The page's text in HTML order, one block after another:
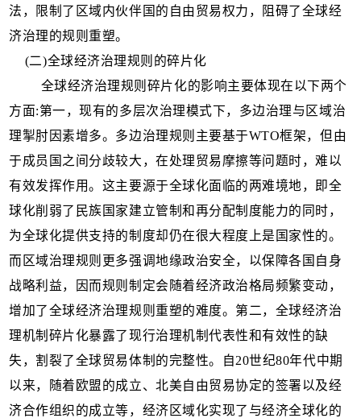
法，限制了区域内伙伴国的自由贸易权力，阻碍了全球经
济治理的规则重塑。
(二)全球经济治理规则的碎片化
全球经济治理规则碎片化的影响主要体现在以下两个
方面:第一，现有的多层次治理模式下，多边治理与区域治
理掣肘因素增多。多边治理规则主要基于WTO框架，但由
于成员国之间分歧较大，在处理贸易摩擦等问题时，难以
有效发挥作用。这主要源于全球化面临的两难境地，即全
球化削弱了民族国家建立管制和再分配制度能力的同时，
为全球化提供支持的制度却仍在很大程度上是国家性的。
而区域治理规则更多强调地缘政治安全，以保障各国自身
战略利益，因而规则制定会随着经济政治格局频繁变动，
增加了全球经济治理规则重塑的难度。第二，全球经济治
理机制碎片化暴露了现行治理机制代表性和有效性的缺
失，割裂了全球贸易体制的完整性。自20世纪80年代中期
以来，随着欧盟的成立、北美自由贸易协定的签署以及经
济合作组织的成立等，经济区域化实现了与经济全球化的